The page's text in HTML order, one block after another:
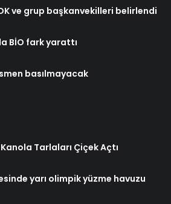
ve grup başkanvekilleri belirlendi
BİO fark yarattı
basılmayacak
Tarlaları Çiçek Açtı
yarı olimpik yüzme havuzu